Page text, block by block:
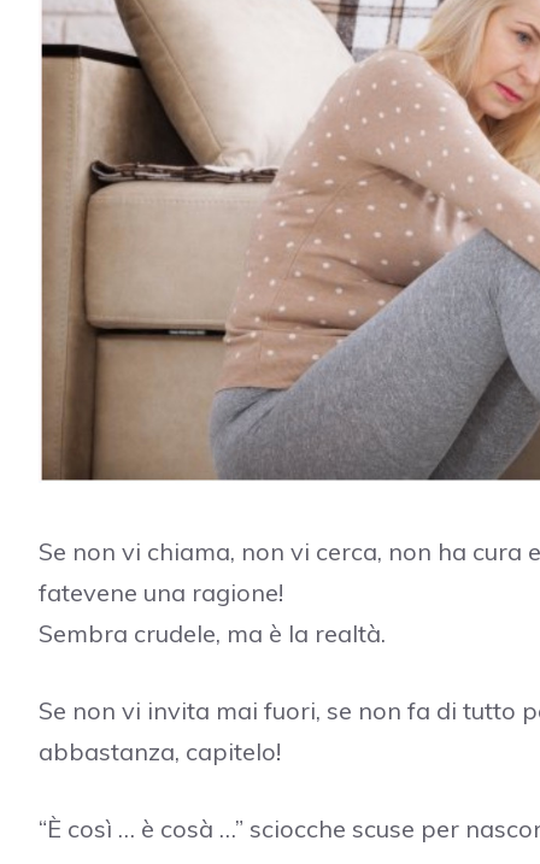
Se non vi chiama, non vi cerca, non ha
fatevene una ragione!
Sembra crudele, ma è la realtà.
Se non vi invita mai fuori, se non fa di tutto
abbastanza, capitelo!
“È così … è cosà …” sciocche scuse per